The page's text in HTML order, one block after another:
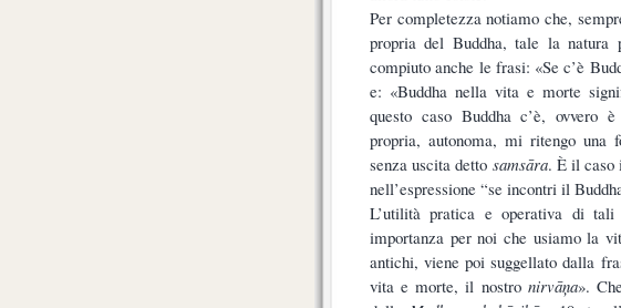
Per completezza notiamo che,
propria del Buddha, tale la natura
compiuto anche le frasi: «Se c’è
e: «Buddha nella vita e morte
questo caso Buddha c’è, ovvero
propria, autonoma, mi ritengo una
senza uscita detto samsāra. È il caso
nell’espressione “se incontri il
L’utilità pratica e operativa di
importanza per noi che usiamo la
antichi, viene poi suggellato dalla
vita e morte, il nostro nirvāņa».